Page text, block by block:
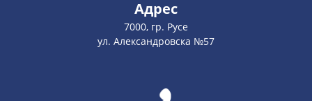
Адрес
7000, гр. Русе
ул. Александровска №57